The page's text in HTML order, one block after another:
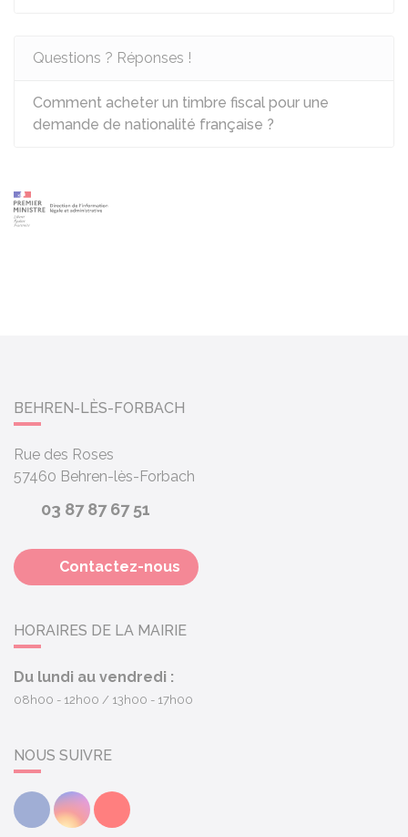
Questions ? Réponses !
Comment acheter un timbre fiscal pour une
demande de nationalité française ?
BEHREN-LÈS-FORBACH
Rue des Roses
57460 Behren-lès-Forbach
03 87 87 67 51
Contactez-nous
HORAIRES DE LA MAIRIE
Du lundi au vendredi :
08h00 - 12h00 13h00 - 17h00
NOUS SUIVRE
FacebookInstagramYoutube